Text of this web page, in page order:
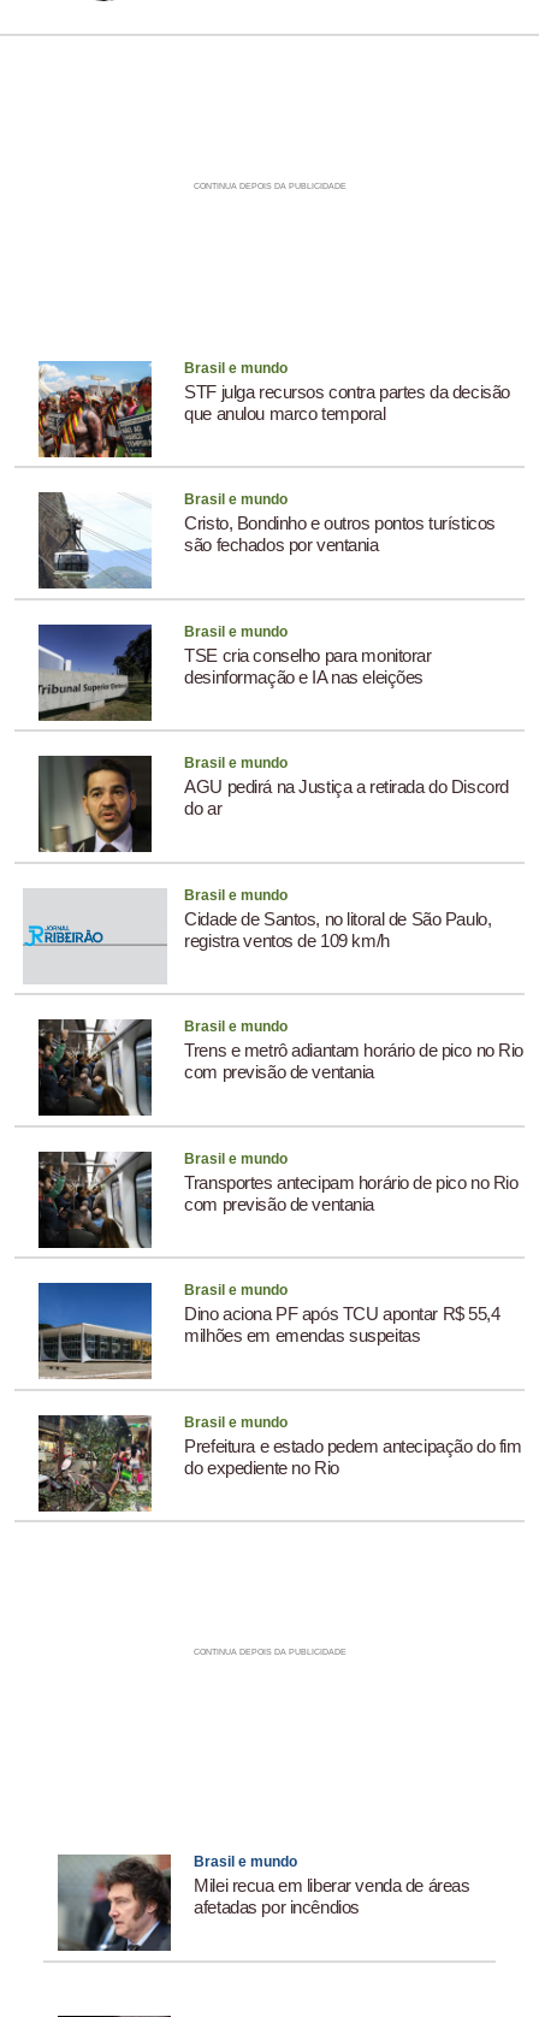
Brasil e mundo
STF julga recursos contra partes da decisão
que anulou marco temporal
Brasil e mundo
Cristo, Bondinho e outros pontos turísticos
são fechados por ventania
Brasil e mundo
TSE cria conselho para monitorar
desinformação e IA nas eleições
Brasil e mundo
AGU pedirá na Justiça a retirada do Discord
do ar
Brasil e mundo
Cidade de Santos, no litoral de São Paulo,
registra ventos de 109 km/h
Brasil e mundo
Trens e metrô adiantam horário de pico no Rio
com previsão de ventania
Brasil e mundo
Transportes antecipam horário de pico no Rio
com previsão de ventania
Brasil e mundo
Dino aciona PF após TCU apontar R$ 55,4
milhões em emendas suspeitas
Brasil e mundo
Prefeitura e estado pedem antecipação do fim
do expediente no Rio
Brasil e mundo
Milei recua em liberar venda de áreas
afetadas por incêndios